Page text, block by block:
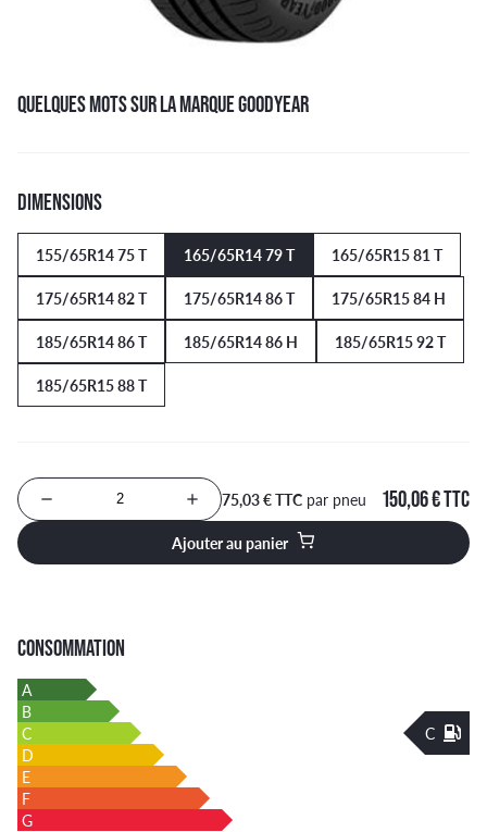
QUELQUES MOTS SUR LA MARQUE GOODYEAR
DIMENSIONS
155/65R14 75 T 165/65R14 79 T
165/65R15 81 T
175/65R14 82 T
175/65R14 86 T
175/65R15 84 H
185/65R14 86 T
185/65R14 86 H
185/65R15 92 T
185/65R15 88 T
Nombre de produits à ajouter au panier
75,03 € TTC par pneu 150,06 € TTC
Ajouter au panier
CONSOMMATION
A
B
C
C
D
E
F
G